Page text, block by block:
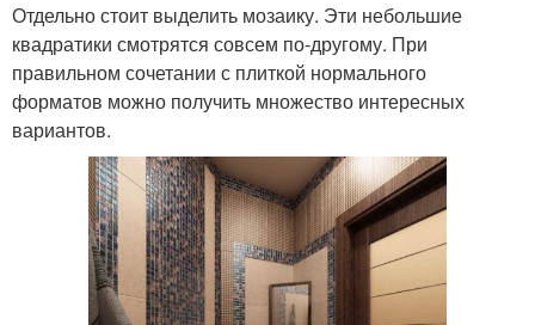
Отдельно стоит выделить мозаику. Эти небольшие
квадратики смотрятся совсем по-другому. При
правильном сочетании с плиткой нормального
форматов можно получить множество интересных
вариантов.